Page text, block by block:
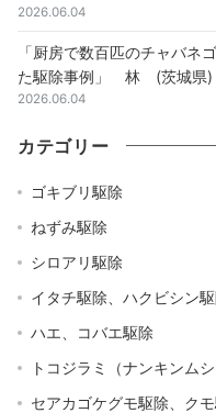
2026.06.04
「厨房で数百匹のチャバネ
た駆除事例」 林 (茨城県)
2026.06.04
カテゴリー
ゴキブリ駆除
ねずみ駆除
シロアリ駆除
イタチ駆除、ハクビシン
ハエ、コバエ駆除
トコジラミ（ナンキンム
セアカゴケグモ駆除、ク